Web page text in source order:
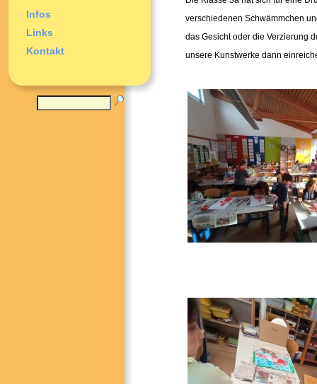
Infos
Links
Kontakt
verschiedenen Schwämmchen
das Gesicht oder die Verzierung
unsere Kunstwerke dann